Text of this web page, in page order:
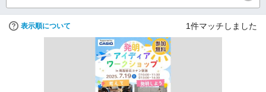
表示順について 1件マッチしました